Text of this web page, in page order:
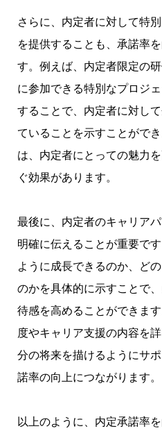
さらに、内定者に対して特
を提供することも、承諾率
す。例えば、内定者限定の
に参加できる特別なプロジ
することで、内定者に対し
ていることを示すことがで
は、内定者にとっての魅力
ぐ効果があります。
最後に、内定者のキャリア
明確に伝えることが重要で
ように成長できるのか、ど
のかを具体的に示すことで
待感を高めることができま
度やキャリア支援の内容を
分の将来を描けるようにサ
諾率の向上につながります。
以上のように、内定承諾率